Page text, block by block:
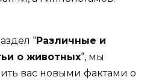
“Различные и
о животных“, мы
вас новыми фактами о